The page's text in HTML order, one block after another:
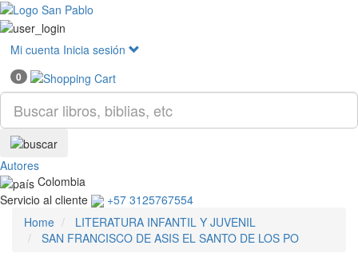
Mi cuenta Inicia sesión
0
Autores
Colombia
Servicio al cliente
+57 3125767554
Home
LITERATURA INFANTIL Y JUVENIL
SAN FRANCISCO DE ASIS EL SANTO DE LOS PO